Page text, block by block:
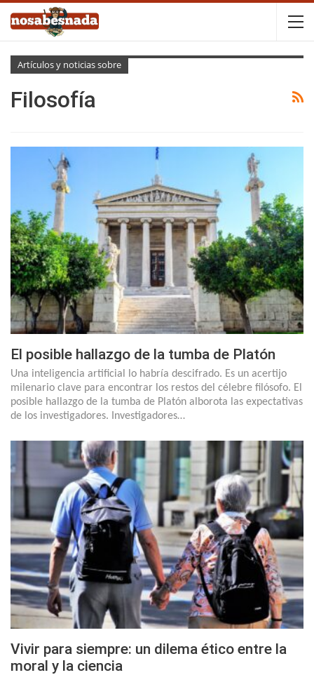
Artículos y noticias sobre
Filosofía
El posible hallazgo de la tumba de Platón
Una inteligencia artificial lo habría descifrado. Es un acertijo
milenario clave para encontrar los restos del célebre filósofo. El
posible hallazgo de la tumba de Platón alborota las expectativas
de los investigadores. Investigadores…
Vivir para siempre: un dilema ético entre la
moral y la ciencia